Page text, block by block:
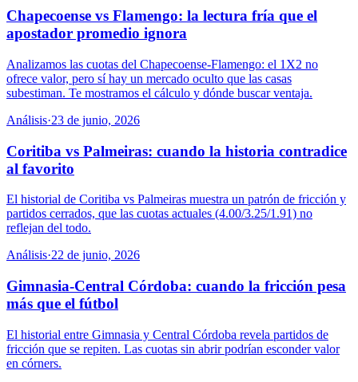
Chapecoense vs Flamengo: la lectura fría que el
apostador promedio ignora
Analizamos las cuotas del Chapecoense-Flamengo: el 1X2 no
ofrece valor, pero sí hay un mercado oculto que las casas
subestiman. Te mostramos el cálculo y dónde buscar ventaja.
Análisis·23 de junio, 2026
Coritiba vs Palmeiras: cuando la historia contradice
al favorito
El historial de Coritiba vs Palmeiras muestra un patrón de fricción y
partidos cerrados, que las cuotas actuales (4.00/3.25/1.91) no
reflejan del todo.
Análisis·22 de junio, 2026
Gimnasia-Central Córdoba: cuando la fricción pesa
más que el fútbol
El historial entre Gimnasia y Central Córdoba revela partidos de
fricción que se repiten. Las cuotas sin abrir podrían esconder valor
en córners.